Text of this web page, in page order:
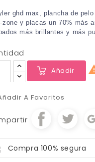
ghd max, plancha de
zone y placas un 70% más
más brillantes y más
Añadir
A Favoritos
Compra 100% segura